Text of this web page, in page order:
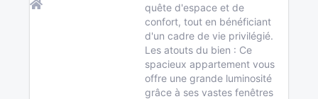
quête d'espace et de
confort, tout en bénéficiant
d'un cadre de vie privilégié.
Les atouts du bien : Ce
spacieux appartement vous
offre une grande luminosité
grâce à ses vastes fenêtres